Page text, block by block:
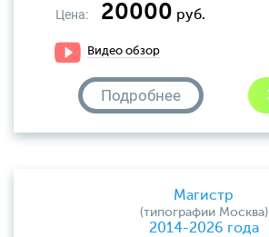
Цена: 20000 руб.
Видео обзор
Подробнее
Магистр
(типографии Москва)
2014-2026 года